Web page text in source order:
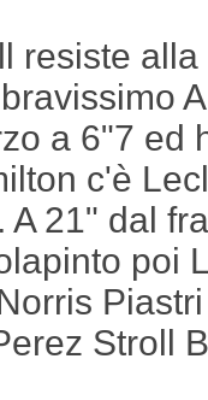
resiste
a 6"7 ed
c'è
A 21" dal
poi
Stroll